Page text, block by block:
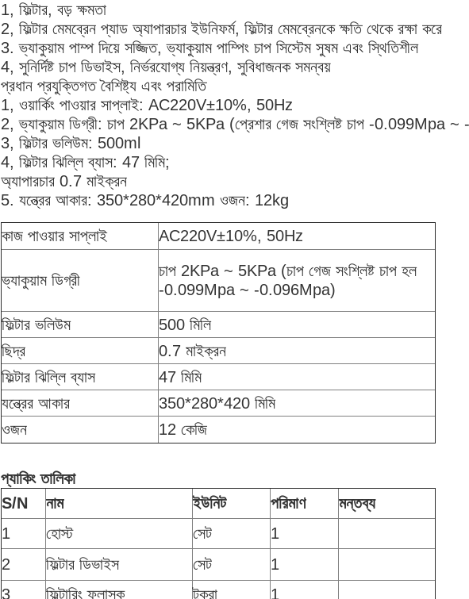
1, ফিল্টার, বড় ক্ষমতা
2, ফিল্টার মেমব্রেন প্যাড অ্যাপারচার ইউনিফর্ম, ফিল্টার মেমব্রেনকে ক্ষতি থেকে রক্ষা করে
3. ভ্যাকুয়াম পাম্প দিয়ে সজ্জিত, ভ্যাকুয়াম পাম্পিং চাপ সিস্টেম সুষম এবং স্থিতিশীল
4, সুনির্দিষ্ট চাপ ডিভাইস, নির্ভরযোগ্য নিয়ন্ত্রণ, সুবিধাজনক সমন্বয়
প্রধান প্রযুক্তিগত বৈশিষ্ট্য এবং পরামিতি
1, ওয়ার্কিং পাওয়ার সাপ্লাই: AC220V±10%, 50Hz
2, ভ্যাকুয়াম ডিগ্রী: চাপ 2KPa ~ 5KPa (প্রেশার গেজ সংশ্লিষ্ট চাপ -0.099Mpa
3, ফিল্টার ভলিউম: 500ml
4, ফিল্টার ঝিল্লি ব্যাস: 47 মিমি;
অ্যাপারচার 0.7 মাইক্রন
5. যন্ত্রের আকার: 350*280*420mm ওজন: 12kg
কাজ পাওয়ার সাপ্লাই AC220V±10%, 50Hz
ভ্যাকুয়াম ডিগ্রী
চাপ 2KPa ~ 5KPa (চাপ গেজ সংশ্লিষ্ট চাপ হল
-0.099Mpa ~ -0.096Mpa)
ফিল্টার ভলিউম
500 মিলি
ছিদ্র
0.7 মাইক্রন
ফিল্টার ঝিল্লি ব্যাস
47 মিমি
যন্ত্রের আকার
350*280*420 মিমি
ওজন
12 কেজি
প্যাকিং তালিকা
S/N
নাম ইউনিট পরিমাণ
মন্তব্য
1
হোস্ট সেট
1
2
ফিল্টার ডিভাইস সেট
1
3
ফিল্টারিং ফ্লাস্ক টুকরা
1